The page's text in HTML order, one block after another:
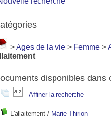
>Ages de la vie > Femme >
disponibles dans
Affiner la recherche
L'allaitement / Marie Thirion